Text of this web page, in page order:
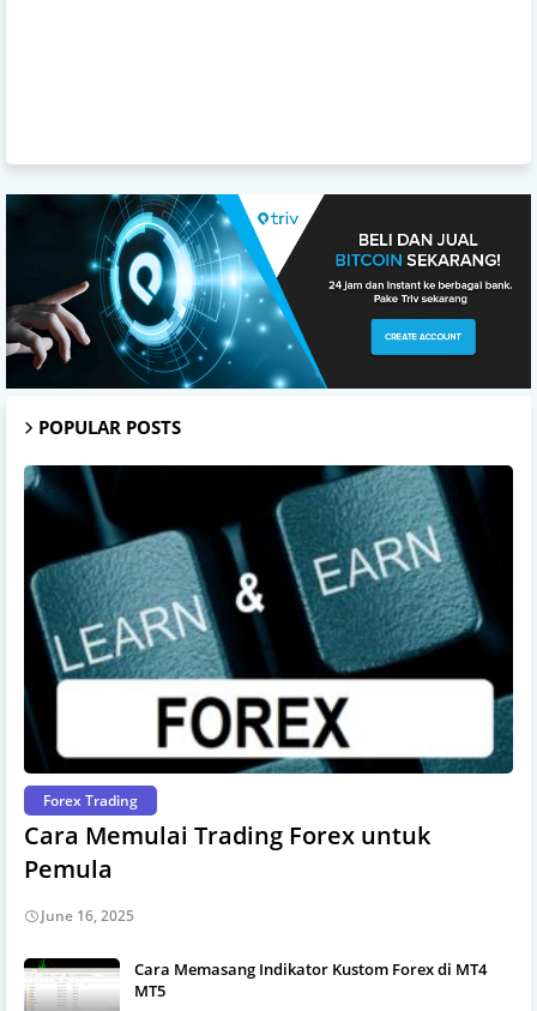
POPULAR POSTS
Forex Trading
Cara Memulai Trading Forex untuk
Pemula
June 16, 2025
Cara Memasang Indikator Kustom Forex di MT4
MT5